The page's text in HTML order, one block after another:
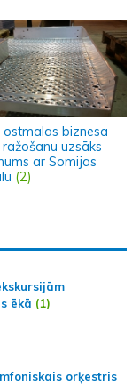
ostmalas biznesa
uzsāks
ar Somijas
(2)
ēkā (1)
orķestris